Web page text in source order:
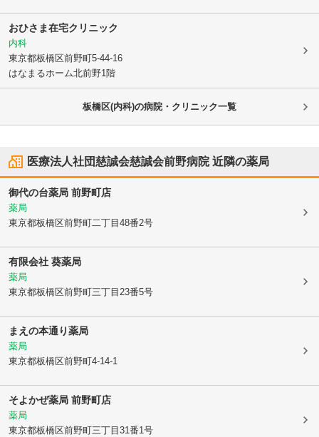
おひさま在宅クリニック
内科
東京都板橋区前野町5-44-16
はなまるホーム北前野1階
板橋区(内科)の病院・クリニック一覧
医療法人社団慈誠会慈誠会前野病院近隣の薬局
御代の台薬局 前野町店
薬局
東京都板橋区前野町二丁目48番2号
有限会社 葵薬局
薬局
東京都板橋区前野町三丁目23番5号
まえの本通り薬局
薬局
東京都板橋区前野町4-14-1
そよかぜ薬局 前野町店
薬局
東京都板橋区前野町三丁目31番1号